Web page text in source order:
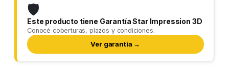
🛡️
Este producto tiene Garantía Star Impression 3D
Conocé coberturas, plazos y condiciones.
Ver garantía →